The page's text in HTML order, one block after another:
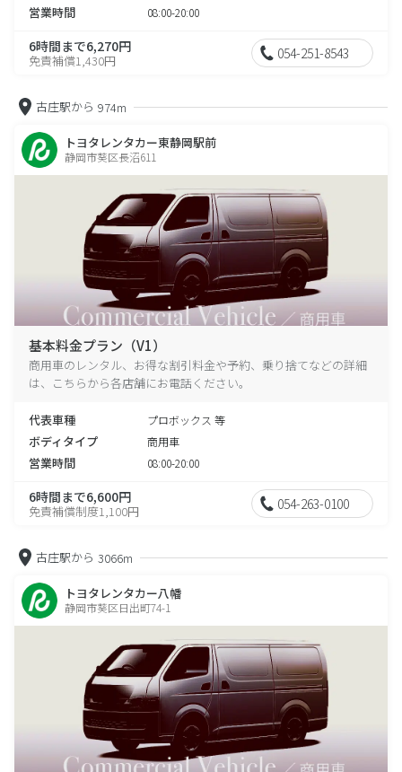
営業時間 08:00-20:00
6時間まで6,270円
免責補償1,430円 054-251-8543
古庄駅から 974m
トヨタレンタカー東静岡駅前
静岡市葵区長沼611
基本料金プラン（V1）
商用車のレンタル、お得な割引料金や予約、乗り捨てなどの詳細
は、こちらから各店舗にお電話ください。
代表車種 プロボックス 等
ボディタイプ 商用車
営業時間 08:00-20:00
6時間まで6,600円
免責補償制度1,100円 054-263-0100
古庄駅から 3066m
トヨタレンタカー八幡
静岡市葵区日出町74-1